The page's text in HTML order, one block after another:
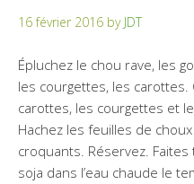
16 février 2016 by JDT
Épluchez le chou rave, les
les courgettes, les carottes.
carottes, les courgettes et
Hachez les feuilles de
croquants. Réservez.
soja dans l’eau chaude le